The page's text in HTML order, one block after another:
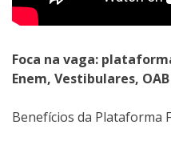
Foca na vaga:
Enem, Vestibulares,
Benefícios da Plataforma